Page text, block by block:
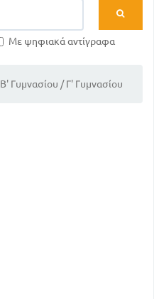
Με ψηφιακά αντίγραφα
Β' Γυμνασίου / Γ' Γυμνασίου